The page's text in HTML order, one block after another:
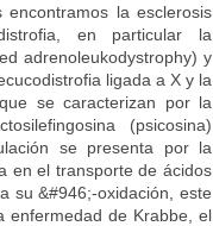
la esclerosis
en particular la
adrenoleukodystrophy) y
ligada a X y la
se caracterizan por la
(psicosina)
se presenta por la
en el transporte de ácidos
su &#946;-oxidación, este
enfermedad de Krabbe, el